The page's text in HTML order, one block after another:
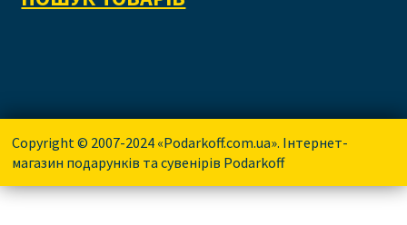
Copyright © 2007-2024 «Podarkoff.com.ua». Інтернет-
магазин подарунків та сувенірів Podarkoff